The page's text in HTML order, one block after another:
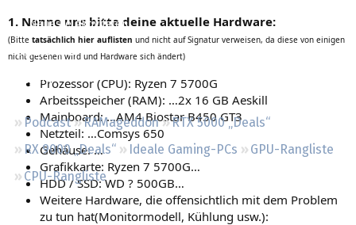
Neueste Aktivitäten
Leserartikel
Regeln
Podcast RAMageddon
RTX 5000 „Deals“
RX 9000 „Deals“
Ideale Gaming-PCs
GPU-Rangliste
CPU-Rangliste
1. Nenne uns bitte deine aktuelle Hardware:
(Bitte tatsächlich hier auflisten und nicht auf Signatur verweisen, da diese von einigen
nicht gesehen wird und Hardware sich ändert)
Prozessor (CPU): Ryzen 7 5700G
Arbeitsspeicher (RAM): …2x 16 GB Aeskill
Mainboard: …AM4 Biostar B450 GT3
Netzteil: …Comsys 650
Gehäuse: …
Grafikkarte: Ryzen 7 5700G…
HDD / SSD: WD ? 500GB…
Weitere Hardware, die offensichtlich mit dem Problem
zu tun hat(Monitormodell, Kühlung usw.):